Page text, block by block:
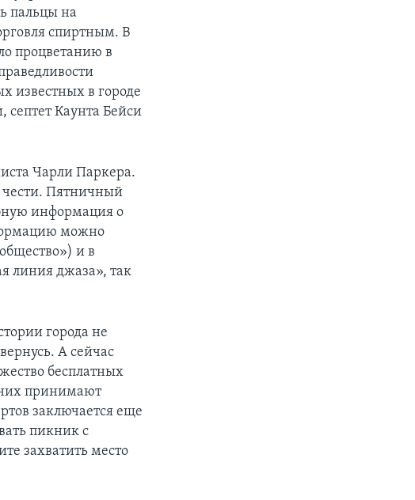
пальцы на
спиртным. В
процветанию в
известных в городе
септет Каунта Бейси
Чарли Паркера.
чести. Пятничный
информация о
можно
и в
линия джаза», так
города не
А сейчас
бесплатных
них принимают
заключается еще
пикник с
захватить место